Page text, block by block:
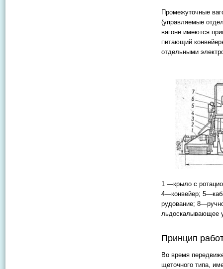
Промежуточные
(управляемые
вагоне имеются
питающий
отдельными
1 —крыло с
4—конвейер;
рудование;
льдоскалывающее
Принцип
Во время
щеточного типа,